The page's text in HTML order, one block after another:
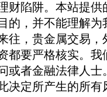
财陷阱。本站提
的，并不能理解
往，贵金属交易
都要严格核实。
或者金融法律人
决定所产生的所有